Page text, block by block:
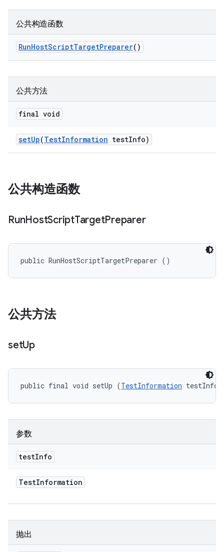
公共构造函数
RunHostScriptTargetPreparer()
公共方法
final void
setUp(TestInformation testInfo)
公共构造函数
RunHostScriptTargetPreparer
public RunHostScriptTargetPreparer ()
公共方法
setUp
public final void setUp (TestInformation testInfo)
参数
testInfo
TestInformation
抛出